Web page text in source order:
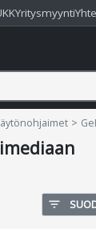
Yritysmyynti
filter_list